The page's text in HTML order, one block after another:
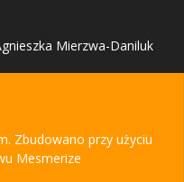
Mierzwa-Daniluk
Zbudowano przy użyciu
Mesmerize